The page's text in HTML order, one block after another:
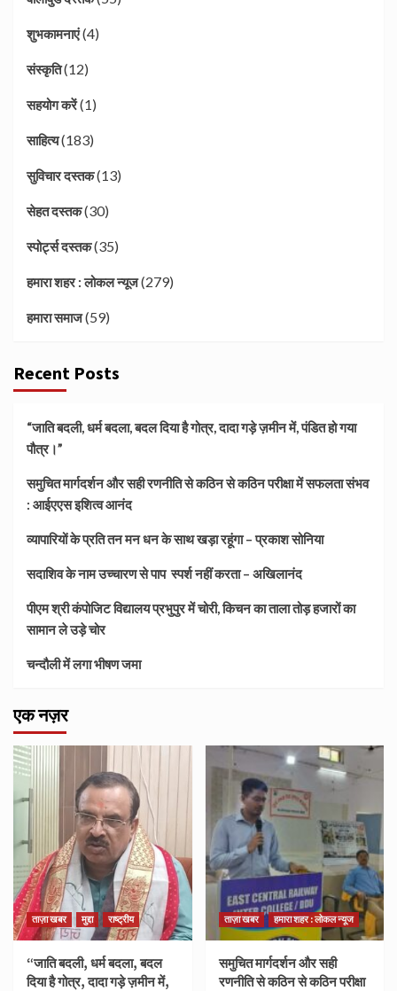
शुभकामनाएं(4)
संस्कृति(12)
सहयोग करें(1)
साहित्य(183)
सुविचार दस्तक(13)
सेहत दस्तक(30)
स्पोर्ट्स दस्तक(35)
हमारा शहर : लोकल न्यूज(279)
हमारा समाज(59)
Recent Posts
“जाति बदली, धर्म बदला, बदल दिया है गोत्र, दादा गड़े ज़मीन में, पंडित हो गया
पौत्र।”
समुचित मार्गदर्शन और सही रणनीति से कठिन से कठिन परीक्षा में सफलता संभव
: आईएएस इशित्व आनंद
व्यापारियों के प्रति तन मन धन के साथ खड़ा रहूंगा – प्रकाश सोनिया
सदाशिव के नाम उच्चारण से पाप स्पर्श नहीं करता – अखिलानंद
पीएम श्री कंपोजिट विद्यालय प्रभुपुर में चोरी, किचन का ताला तोड़ हजारों का
सामान ले उड़े चोर
चन्दौली में लगा भीषण जमा
एक नज़र
ताज़ा खबर मुद्दा राष्ट्रीय
“जाति बदली, धर्म बदला, बदल
दिया है गोत्र, दादा गड़े ज़मीन में,
ताज़ा खबर हमारा शहर : लोकल न्यूज
समुचित मार्गदर्शन और सही
रणनीति से कठिन से कठिन परीक्षा